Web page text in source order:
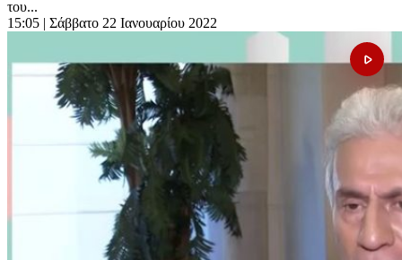
του...
15:05 | Σάββατο 22 Ιανουαρίου 2022